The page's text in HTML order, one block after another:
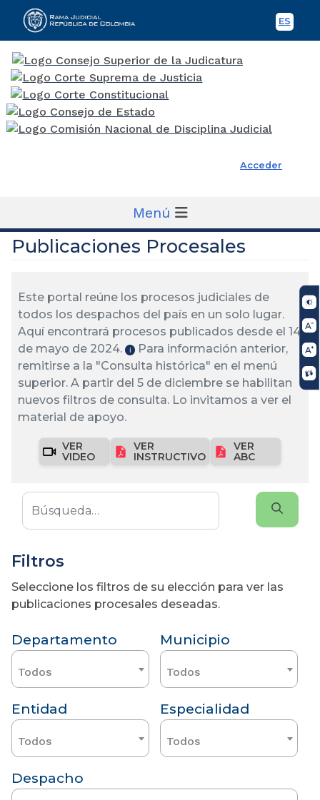
ES
Rama Judicial
Acceder
Menú
Publicaciones Procesales
Este portal reúne los procesos judiciales de
todos los despachos del país en un solo lugar.
Aquí encontrará procesos publicados desde el 14
de mayo de 2024.
ℹ️
Para información anterior,
remitirse a la "Consulta histórica" en el menú
superior. A partir del 5 de diciembre se habilitan
nuevos filtros de consulta. Lo invitamos a ver el
material de apoyo.
VER
VIDEO
VER
INSTRUCTIVO
VER
ABC
Filtros
Seleccione los filtros de su elección para ver las
publicaciones procesales deseadas.
Departamento
Todos
Municipio
Todos
Entidad
Todos
Especialidad
Todos
Despacho